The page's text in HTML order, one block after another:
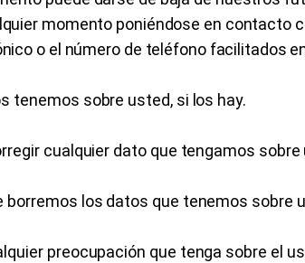
momento poniéndose en contacto
o el número de teléfono facilitados
tenemos sobre usted, si los hay.
cualquier dato que tengamos sobre
borremos los datos que tenemos sobre
preocupación que tenga sobre el